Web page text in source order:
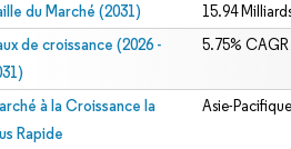
du Marché (2031) 15.94
de croissance (2026 -
5.75% CAGR
à la Croissance la
Rapide
Asie-Pacifique
attribution sous CC BY 4.0.